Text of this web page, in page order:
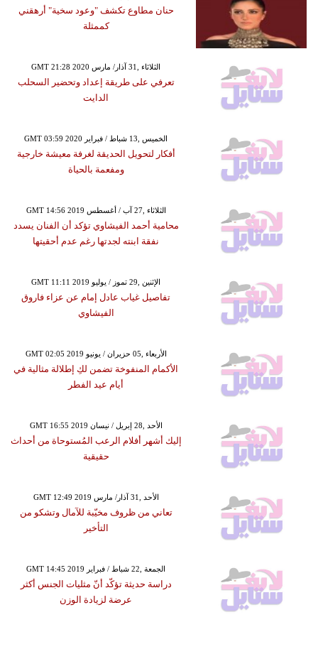
حنان مطاوع تكشف "وعود سخية" أرهقني
كممثلة
GMT 21:28 2020 الثلاثاء ,31 آذار/ مارس
تعرفي على طريقة إعداد وتحضير السحلب
الدايت
GMT 03:59 2020 الخميس ,13 شباط / فبراير
أفكار لتحويل الحديقة لغرفة معيشة خارجية
ومفعمة بالحياة
GMT 14:56 2019 الثلاثاء ,27 آب / أغسطس
محامية أحمد الفيشاوي تؤكد أن الفنان يسدد
نفقة ابنته لجدتها رغم عدم أحقيتها
GMT 11:11 2019 الإثنين ,29 تموز / يوليو
تفاصيل غياب عادل إمام عن عزاء فاروق
الفيشاوي
GMT 02:05 2019 الأربعاء ,05 حزيران / يونيو
الأكمام المنفوخة تضمن لكِ إطلالة مثالية في
أيام عيد الفطر
GMT 16:55 2019 الأحد ,28 إبريل / نيسان
إليك أشهر أفلام الرعب المُستوحاة من أحداث
حقيقية
GMT 12:49 2019 الأحد ,31 آذار/ مارس
تعاني من ظروف مخيّبة للآمال وتشكو من
التأخير
GMT 14:45 2019 الجمعة ,22 شباط / فبراير
دراسة حديثة تؤكّد أنّ مثليات الجنس أكثر
عرضة لزيادة الوزن